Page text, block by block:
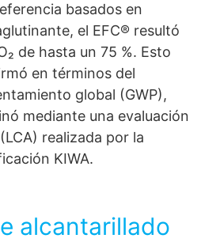
basados en
el EFC® resultó
de hasta un 75 %. Esto
en términos del
global (GWP),
mediante una evaluación
realizada por la
KIWA.
alcantarillado